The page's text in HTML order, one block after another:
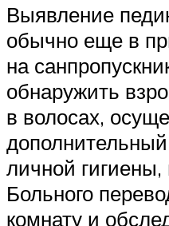
Выявление
обычно еще в
на
обнаружить
в волосах,
личной
Больного
комнату и